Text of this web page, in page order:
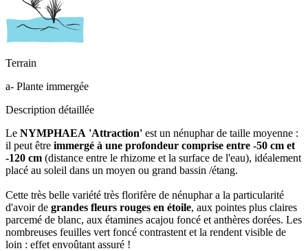
Terrain
a- Plante immergée
Description détaillée
Le NYMPHAEA 'Attraction' est un nénuphar de taille moyenne :
il peut être immergé à une profondeur comprise entre -50 cm et
-120 cm (distance entre le rhizome et la surface de l'eau), idéalement
placé au soleil dans un moyen ou grand bassin /étang.
Cette très belle variété très florifère de nénuphar a la particularité
d'avoir de grandes fleurs rouges en étoile, aux pointes plus claires
parcemé de blanc, aux étamines acajou foncé et anthères dorées. Les
nombreuses feuilles vert foncé contrastent et la rendent visible de
loin : effet envoûtant assuré !